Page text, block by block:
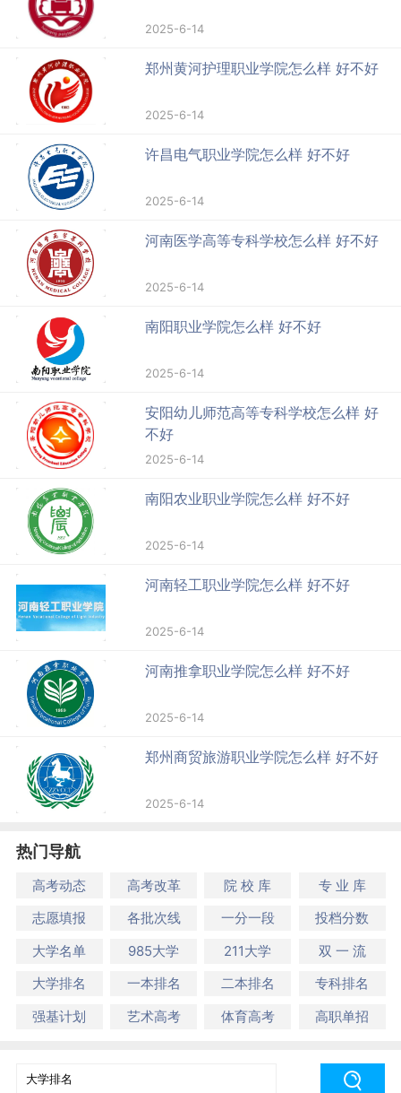
2025-6-14
郑州黄河护理职业学院怎么样 好不好
2025-6-14
许昌电气职业学院怎么样 好不好
2025-6-14
河南医学高等专科学校怎么样 好不好
2025-6-14
南阳职业学院怎么样 好不好
2025-6-14
安阳幼儿师范高等专科学校怎么样 好
不好
2025-6-14
南阳农业职业学院怎么样 好不好
2025-6-14
河南轻工职业学院怎么样 好不好
2025-6-14
河南推拿职业学院怎么样 好不好
2025-6-14
郑州商贸旅游职业学院怎么样 好不好
2025-6-14
热门导航
高考动态 高考改革 院 校 库
专 业 库
志愿填报
各批次线 一分一段
投档分数
大学名单
985大学 211大学
双 一 流
大学排名
一本排名 二本排名
专科排名
强基计划
艺术高考 体育高考 高职单招